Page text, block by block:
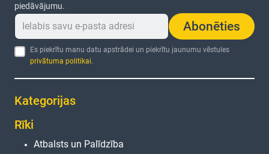
piedāvājumu.
Abonēties
Es piekrītu manu datu apstrādei un piekrītu jaunumu vēstules
privātuma politikai.
Kategorijas
Rīki
Atbalsts un Palīdzība